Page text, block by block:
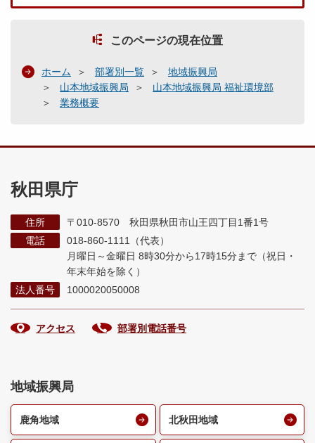
このページの現在位置
ホーム 部署別一覧
地域振興局
山本地域振興局
山本地域振興局 福祉環境部
業務概要
秋田県庁
住所
〒010-8570 秋田県秋田市山王四丁目1番1号
電話
018-860-1111（代表）
月曜日～金曜日 8時30分から17時15分まで （祝日・
年末年始を除く）
法人番号
1000020050008
アクセス 部署別電話番号
地域振興局
鹿角地域 北秋田地域